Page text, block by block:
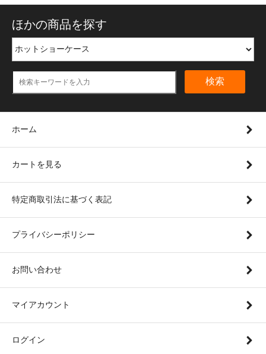
ほかの商品を探す
検索
ホーム
カートを見る
特定商取引法に基づく表記
プライバシーポリシー
お問い合わせ
マイアカウント
ログイン